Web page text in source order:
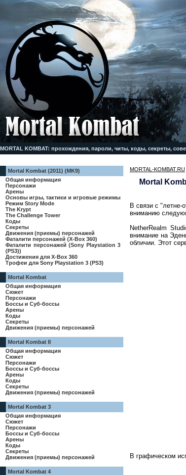
MORTAL KOMBAT: прохождения, пароли, читы, коды, секреты,
Mortal Kombat (2011) (MK9)
Общая информация
Персонажи
Арены
Основы игры, тактики и игровые режимы
Режим Story Mode
The Krypt
The Challenge Tower
Коды
Секреты
Движения (приемы) персонажей
Фаталити персонажей (X-Box 360)
Фаталити персонажей (Sony Playstation 3
(PS3))
Достижения для X-Box 360
Трофеи для Sony Playstation 3 (PS3)
Mortal Kombat
Общая информация
Сюжет
Персонажи
Боссы и Суб-боссы
Арены
Коды
Секреты
Движения (приемы) персонажей
Mortal Kombat II
Общая информация
Сюжет
Персонажи
Боссы и Суб-боссы
Арены
Коды
Секреты
Движения (приемы) персонажей
Mortal Kombat 3
Общая информация
Сюжет
Персонажи
Боссы и Суб-боссы
Арены
Коды
Секреты
Движения (приемы) персонажей
Mortal Kombat 4
MORTAL-KOMBAT.RU
Mortal
В связи с "летне-
вниманию
NetherRealm
внимание на
обличии. Этот
В графическом